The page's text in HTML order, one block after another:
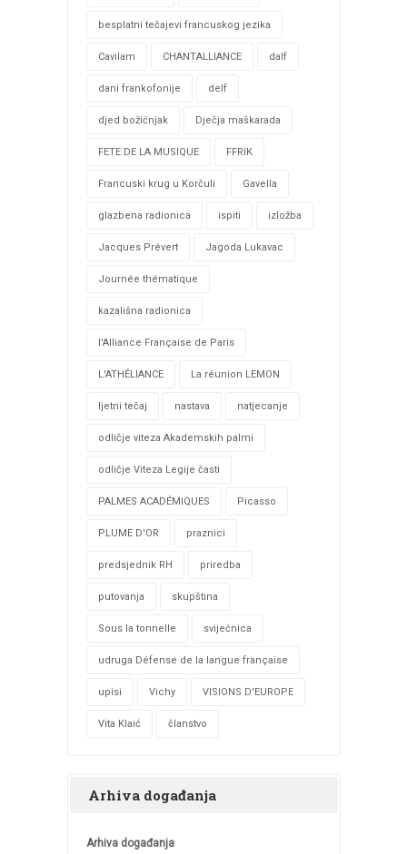
besplatni tečajevi francuskog jezika
Cavilam CHANTALLIANCE dalf
dani frankofonije delf
djed božićnjak Dječja maškarada
FETE DE LA MUSIQUE FFRIK
Francuski krug u Korčuli Gavella
glazbena radionica ispiti izložba
Jacques Prévert Jagoda Lukavac
Journée thématique
kazališna radionica
l'Alliance Française de Paris
L'ATHÉLIANCE La réunion LEMON
ljetni tečaj nastava natjecanje
odličje viteza Akademskih palmi
odličje Viteza Legije časti
PALMES ACADÉMIQUES Picasso
PLUME D'OR praznici
predsjednik RH priredba
putovanja skupština
Sous la tonnelle svijećnica
udruga Défense de la langue française
upisi Vichy VISIONS D'EUROPE
Vita Klaić članstvo
Arhiva događanja
Arhiva događanja